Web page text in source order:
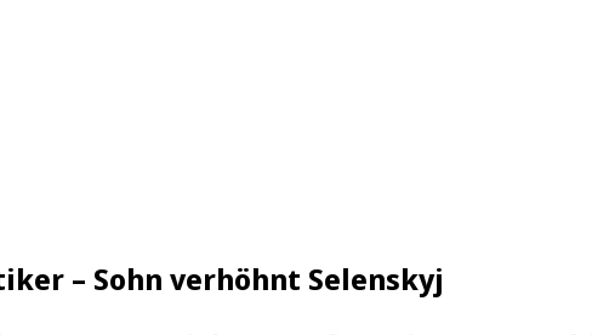
– Sohn verhöhnt Selenskyj